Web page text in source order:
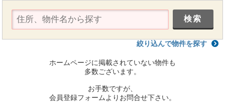
絞り込んで物件を探す
ホームページに掲載されていない物件も
多数ございます。
お手数ですが、
会員登録フォームよりお問合せ下さい。